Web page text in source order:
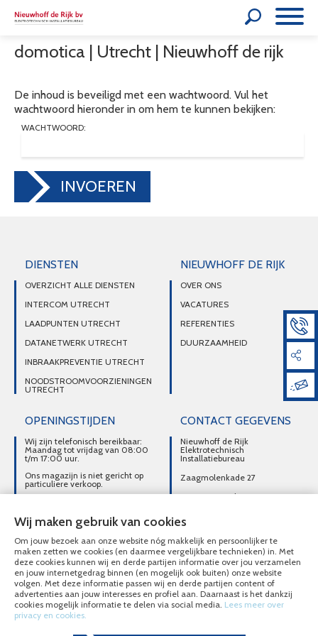
domotica | Utrecht | Nieuwhoff de rijk
De inhoud is beveiligd met een wachtwoord. Vul het
wachtwoord hieronder in om hem te kunnen bekijken:
WACHTWOORD:
INVOEREN
DIENSTEN
OVERZICHT ALLE DIENSTEN
INTERCOM UTRECHT
LAADPUNTEN UTRECHT
DATANETWERK UTRECHT
INBRAAKPREVENTIE UTRECHT
NOODSTROOMVOORZIENINGEN
UTRECHT
NIEUWHOFF DE RIJK
OVER ONS
VACATURES
REFERENTIES
DUURZAAMHEID
OPENINGSTIJDEN
Wij zijn telefonisch bereikbaar:
Maandag tot vrijdag van 08:00
t/m 17:00 uur.
Ons magazijn is niet gericht op
particuliere verkoop.
contact.
CONTACT GEGEVENS
Nieuwhoff de Rijk
Elektrotechnisch
Installatiebureau
Zaagmolenkade 27
3515 AC Utrecht
DIRECT CONTACT
OPNEMEN
030-2716496
MAIL ONS
© Nieuwhoff de Rijk Elektrotechnisch Installatiebureau 2020 - 2026
Wij maken gebruik van cookies
Om jouw bezoek aan onze website nóg makkelijk en persoonlijker te
maken zetten we cookies (en daarmee vergelijkbare technieken) in. Met
deze cookies kunnen wij en derde partijen informatie over jou verzamelen
en jouw internetgedrag binnen (en mogelijk ook buiten) onze website
volgen. Met deze informatie passen wij en derde partijen content of
advertenties aan jouw interesses en profiel aan. Daarnaast is het dankzij
cookies mogelijk informatie te delen via social media. Lees meer over
privacy en cookies.